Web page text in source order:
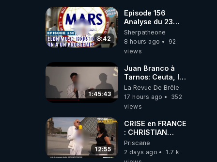
8:42
Episode 156
Analyse du 23
février 2025 Elon
Musk : Houston ,
on a un problème
Sherpatheone
8 hours ago
92
views
1:45:43
Juan Branco à
Tarnos: Ceuta, le
narcotrafic et le
pouvoir en France
La Revue De Brêle
17 hours ago
352
views
12:55
CRISE en FRANCE
: CHRISTIAN
COTTEN FAIT une
étrange
découverte
Priscane
2 days ago
1.7 k